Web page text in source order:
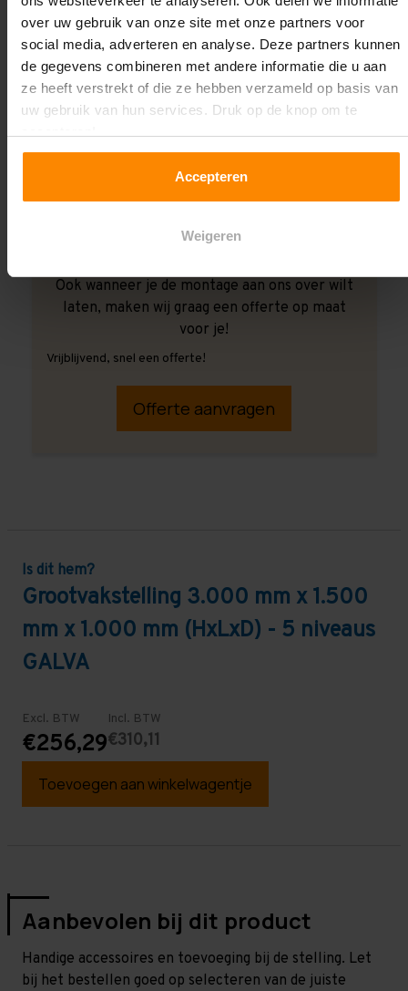
over uw gebruik van onze site met onze partners voor
social media, adverteren en analyse. Deze partners kunnen
de gegevens combineren met andere informatie die u aan
ze heeft verstrekt of die ze hebben verzameld op basis van
uw gebruik van hun services. Druk op de knop om te
Accepteren
Weigeren
Ook wanneer je de montage aan ons over wilt
laten, maken wij graag een offerte op maat
voor je!
Vrijblijvend, snel een offerte!
Offerte aanvragen
Is dit hem?
Grootvakstelling 3.000 mm x 1.500
mm x 1.000 mm (HxLxD) - 5 niveaus
GALVA
Excl. BTW
€256,29
Incl. BTW
€310,11
Toevoegen aan winkelwagentje
Aanbevolen bij dit product
Handige accessoires en toevoeging bij de stelling. Let
bij het bestellen goed op selecteren van de juiste